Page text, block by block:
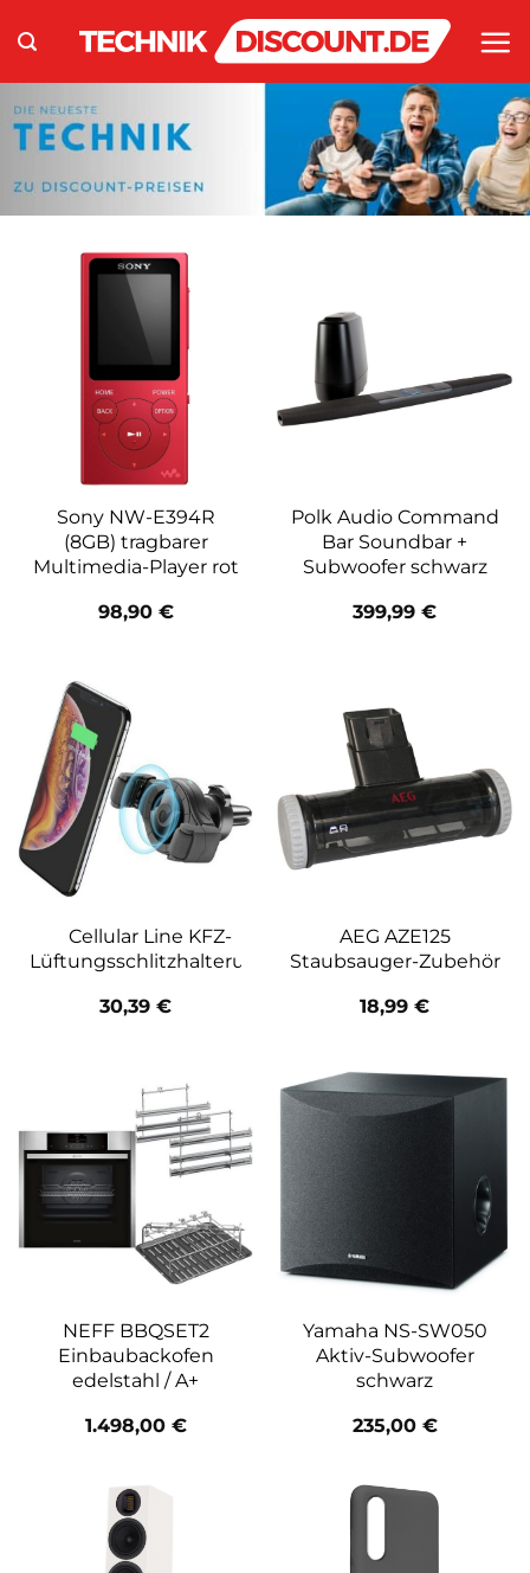
Inhalt
springen
Sony NW-E394R
(8GB) tragbarer
Multimedia-Player rot
98,90 €
Polk Audio Command
Bar Soundbar +
Subwoofer schwarz
399,99 €
Cellular Line KFZ-
Lüftungsschlitzhalterung
30,39 €
AEG AZE125
Staubsauger-Zubehör
18,99 €
NEFF BBQSET2
Einbaubackofen
edelstahl / A+
1.498,00 €
Yamaha NS-SW050
Aktiv-Subwoofer
schwarz
235,00 €